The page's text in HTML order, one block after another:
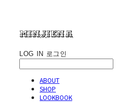
minjiena
LOG IN 로그인
ABOUT
SHOP
LOOKBOOK